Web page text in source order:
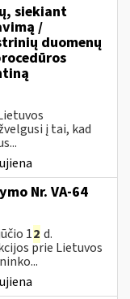
siekiant
/
duomenų
į tai, kad
Nr. VA-64
12 d.
prie Lietuvos